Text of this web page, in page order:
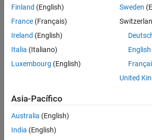
Finland (English)
France (Français)
Ireland (English)
Italia (Italiano)
Luxembourg (English)
Sweden
English
United
Asia-Pacífico
Australia (English)
India (English)